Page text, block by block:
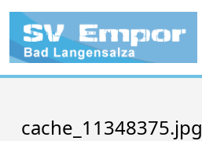
cache_11348375.jpg